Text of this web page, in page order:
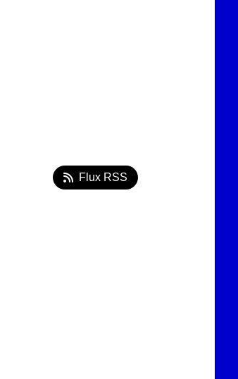
Flux RSS